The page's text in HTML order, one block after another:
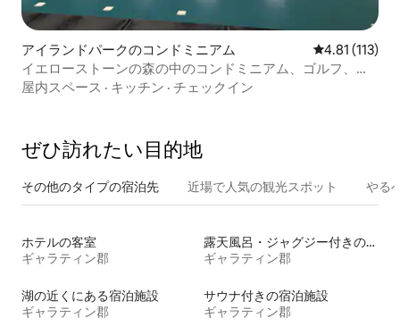
アイランドパークのコンドミニアム レビュー113
4.81 (113)
イエローストーンの森の中のコンドミニアム、ゴルフ、リ
ラックス
屋内スペース · キッチン · チェックイン
ぜひ訪⁠れ⁠た⁠い目⁠的⁠地
その他のタ⁠イ⁠プ⁠の宿⁠泊⁠先 近場で人気の観光スポット やる
ホテルの客室
ギャラティン郡
露天風呂・ジャグジー付きの宿泊施設
ギャラティン郡
湖の近くにある宿泊施設
ギャラティン郡
サウナ付きの宿泊施設
ギャラティン郡